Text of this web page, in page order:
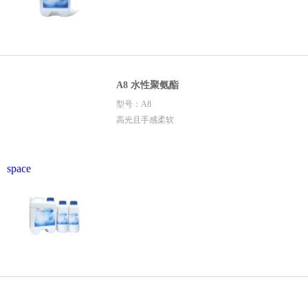
space
A8 水性聚氨酯
型号：A8
高光且手感柔软